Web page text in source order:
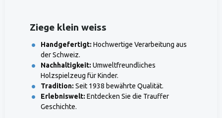
Ziege klein weiss
Handgefertigt: Hochwertige Verarbeitung aus
der Schweiz.
Nachhaltigkeit: Umweltfreundliches
Holzspielzeug für Kinder.
Tradition: Seit 1938 bewährte Qualität.
Erlebniswelt: Entdecken Sie die Trauffer
Geschichte.